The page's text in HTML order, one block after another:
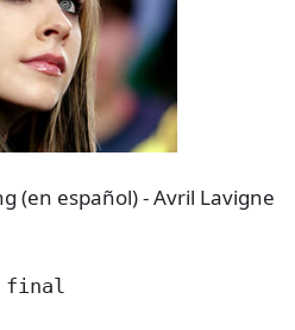
(en español) - Avril Lavigne
final